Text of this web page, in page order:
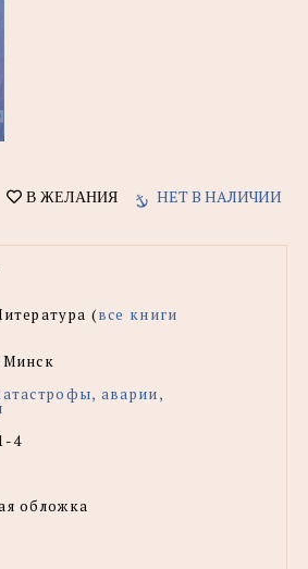
В ЖЕЛАНИЯ НЕТ В НАЛИЧИИ
(все книги
Минск
аварии,
4
обложка